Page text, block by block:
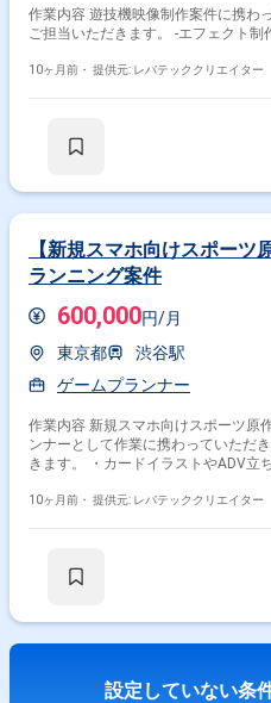
作業内容 遊技機映像制作案件に携わ
10ヶ月前・ 提供元: レバテッククリエイター
【新規スマホ向けスポー
ランニング案件
600,000円/月
東京都
渋谷駅
ゲームプランナー
作業内容 新規スマホ向けスポーツ原
ンナーとして作業に携わっていただきます。 主に下記作業をご
きます。 ・カードイラストやADV立
ディレクション作業
10ヶ月前・ 提供元: レバテッククリエイター
設定していない条